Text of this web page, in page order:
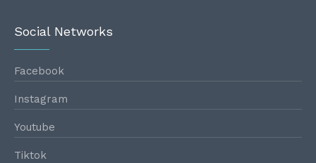
Social Networks
Facebook
Instagram
Youtube
Tiktok